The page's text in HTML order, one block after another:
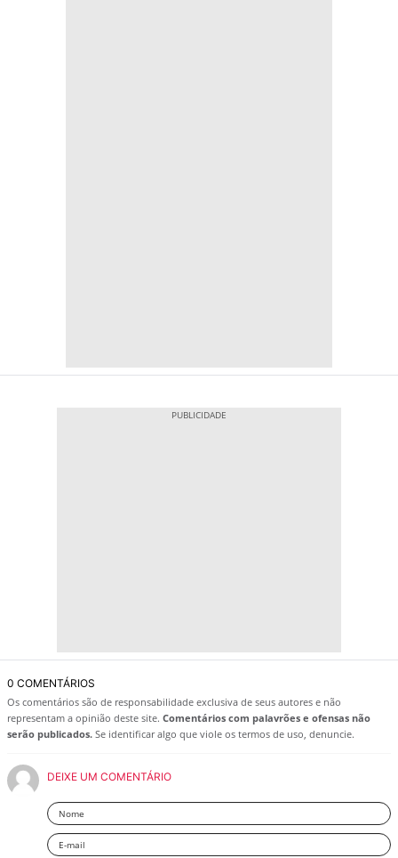
0 COMENTÁRIOS
Os comentários são de responsabilidade exclusiva de seus autores e não
representam a opinião deste site. Comentários com palavrões e ofensas não
serão publicados. Se identificar algo que viole os termos de uso, denuncie.
DEIXE UM COMENTÁRIO
Nome
Email